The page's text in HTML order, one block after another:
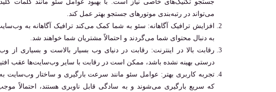
جستجو تکنیک‌های خاصی نیاز است. با بهبود عوامل سئو مانند کلمات
می‌تواند در رتبه‌بندی موتورهای جستجو بهتر عمل کند.
افزایش ترافیک آگاهانه: سئو به شما کمک می‌کند ترافیک آگاهانه به
به دنبال محتوای شما می‌گردند و احتمالاً مشتریان شما خواهند شد.
رقابت بالا در اینترنت: رقابت در دنیای وب بسیار بالاست و بسیاری
درستی بهینه نشده باشد، ممکن است در رقابت با سایر وب‌سایت‌ها عقب
تجربه کاربری بهتر: عوامل سئو مانند سرعت بارگیری و ساختار وب‌سایت به
که سریع بارگیری می‌شوند و به سادگی قابل ناوبری هستند، احتمالاً